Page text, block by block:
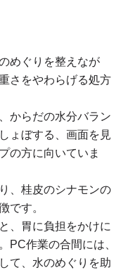
めぐりを整えなが
さをやわらげる処方
からだの水分バラン
ょぼする、画面を見
の方に向いていま
、桂皮のシナモンの
です。
、胃に負担をかけに
PC作業の合間には、
て、水のめぐりを助